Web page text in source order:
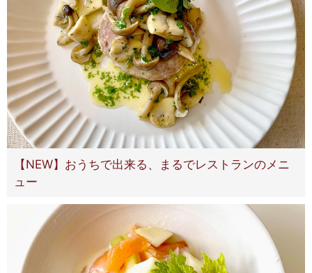
【NEW】おうちで出来る、まるでレストランのメニ
ュー